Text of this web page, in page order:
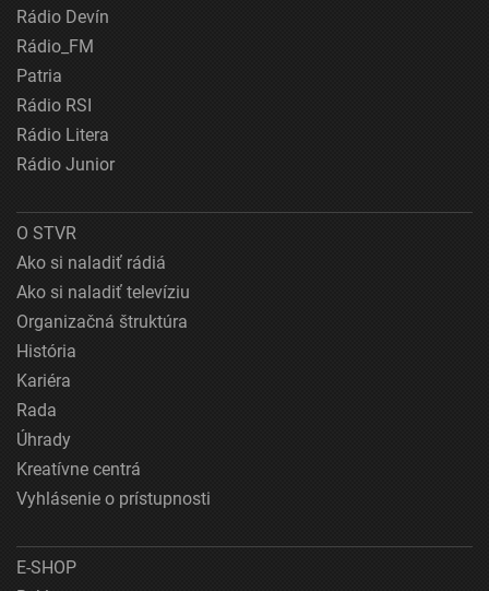
Rádio Devín
Rádio_FM
Patria
Rádio RSI
Rádio Litera
Rádio Junior
O STVR
Ako si naladiť rádiá
Ako si naladiť televíziu
Organizačná štruktúra
História
Kariéra
Rada
Úhrady
Kreatívne centrá
Vyhlásenie o prístupnosti
E-SHOP